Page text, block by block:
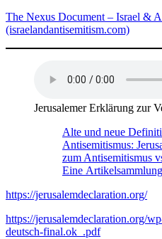
The Nexus Document – Israel &
(israelandantisemitism.com)
Jerusalemer Erklärung zur
Alte und neue
Antisemitismus:
zum Antisemitismus
Eine Artikelsammlung
https://jerusalemdeclaration.org/
https://jerusalemdeclaration.org/
deutsch-final.ok_.pdf